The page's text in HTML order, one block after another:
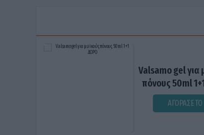
Valsamo gel για
πόνους 50ml
ΑΓΟΡΑΣΕ ΤΟ